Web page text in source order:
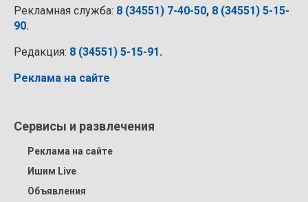
Рекламная служба: 8 (34551) 7-40-50, 8 (34551) 5-15-
90.
Редакция: 8 (34551) 5-15-91.
Реклама на сайте
Сервисы и развлечения
Реклама на сайте
Ишим Live
Объявления